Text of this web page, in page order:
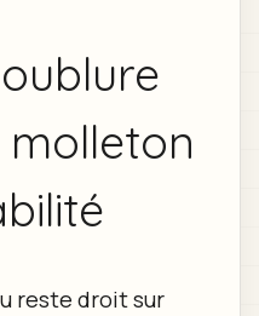
molleton
reste droit sur